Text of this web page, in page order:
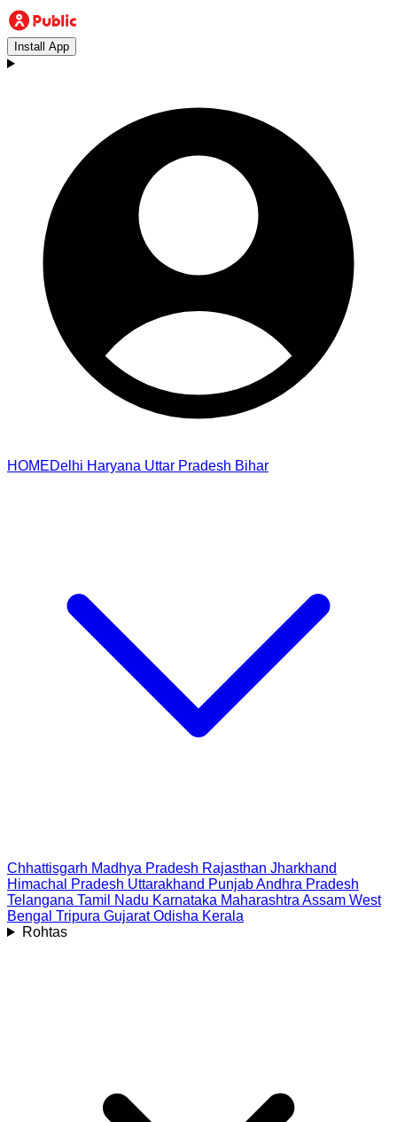
Install App
HOMEDelhi Haryana Uttar Pradesh Bihar
Chhattisgarh Madhya Pradesh Rajasthan Jharkhand
Himachal Pradesh Uttarakhand PunjabAndhra Pradesh
Telangana Tamil Nadu Karnataka Maharashtra Assam West
Bengal Tripura Gujarat Odisha Kerala
Rohtas